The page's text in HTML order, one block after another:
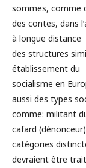
sommes, comme
des contes, dans
à longue distance
des structures
établissement du
socialisme en
aussi des types
comme: militant
cafard
catégories
devraient être